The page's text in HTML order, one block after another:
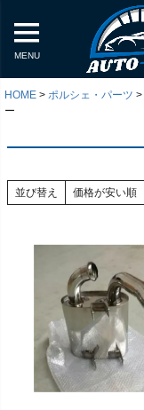
MENU
HOME ポルシェ・パーツ
ー
並び替え 価格が安い順